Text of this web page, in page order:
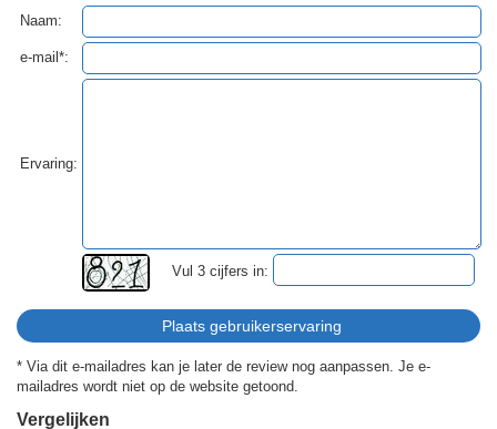
Naam:
e-mail*:
Ervaring:
Vul 3 cijfers in:
* Via dit e-mailadres kan je later de review nog aanpassen. Je e-
mailadres wordt niet op de website getoond.
Vergelijken